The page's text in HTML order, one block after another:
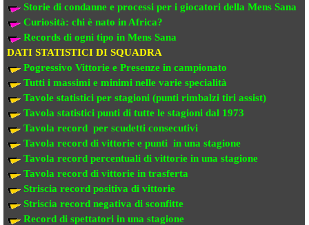
Storie di condanne e processi per i giocatori della Mens Sana
Curiosità: chi è nato in Africa?
Records di ogni tipo in Mens Sana
DATI STATISTICI DI SQUADRA
Pogressivo Vittorie e Presenze in campionato
Tutti i massimi e minimi nelle varie specialità
Tavole statistici per stagioni (punti rimbalzi tiri assist)
Tavola statistici punti di tutte le stagioni dal 1973
Tavola record per scudetti consecutivi
Tavola record di vittorie e punti in una stagione
Tavola record percentuali di vittorie in una stagione
Tavola record di vittorie in trasferta
Striscia record positiva di vittorie
Striscia record negativa di sconfitte
Record di spettatori in una stagione